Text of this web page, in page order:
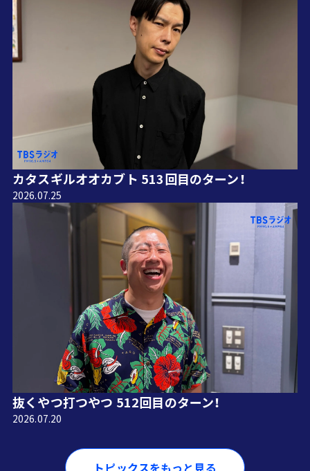
カタスギルオオカブト 513回目のターン！
2026.07.25
抜くやつ打つやつ 512回目のターン！
2026.07.20
トピックスをもっと見る